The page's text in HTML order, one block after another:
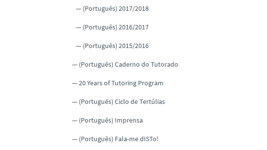
(Português) 2017/2018
(Português) 2016/2017
(Português) 2015/2016
(Português) Caderno do Tutorado
20 Years of Tutoring Program
(Português) Ciclo de Tertúlias
(Português) Imprensa
(Português) Fala-me dISTo!